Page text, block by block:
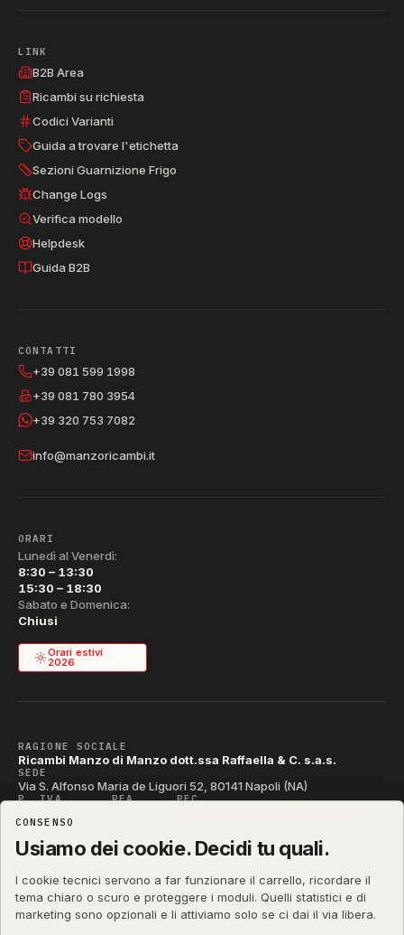
LINK
B2B Area
Ricambi su richiesta
Codici Varianti
Guida a trovare l'etichetta
Sezioni Guarnizione Frigo
Change Logs
Verifica modello
Helpdesk
Guida B2B
CONTATTI
+39 081 599 1998
+39 081 780 3954
+39 320 753 7082
info@manzoricambi.it
ORARI
Lunedì al Venerdì:
8:30 – 13:30
15:30 – 18:30
Sabato e Domenica:
Chiusi
Orari estivi
2026
RAGIONE SOCIALE
Ricambi Manzo di Manzo dott.ssa Raffaella & C. s.a.s.
SEDE
Via S. Alfonso Maria de Liguori 52, 80141 Napoli (NA)
P. IVA REA PEC
CODICE SDI
T04ZHR3
manzoricambi.it© 2001 – 2026
CONSENSO
Usiamo dei cookie. Decidi tu quali.
I cookie tecnici servono a far funzionare il carrello, ricordare il
tema chiaro o scuro e proteggere i moduli. Quelli statistici e di
marketing sono opzionali e li attiviamo solo se ci dai il via libera.